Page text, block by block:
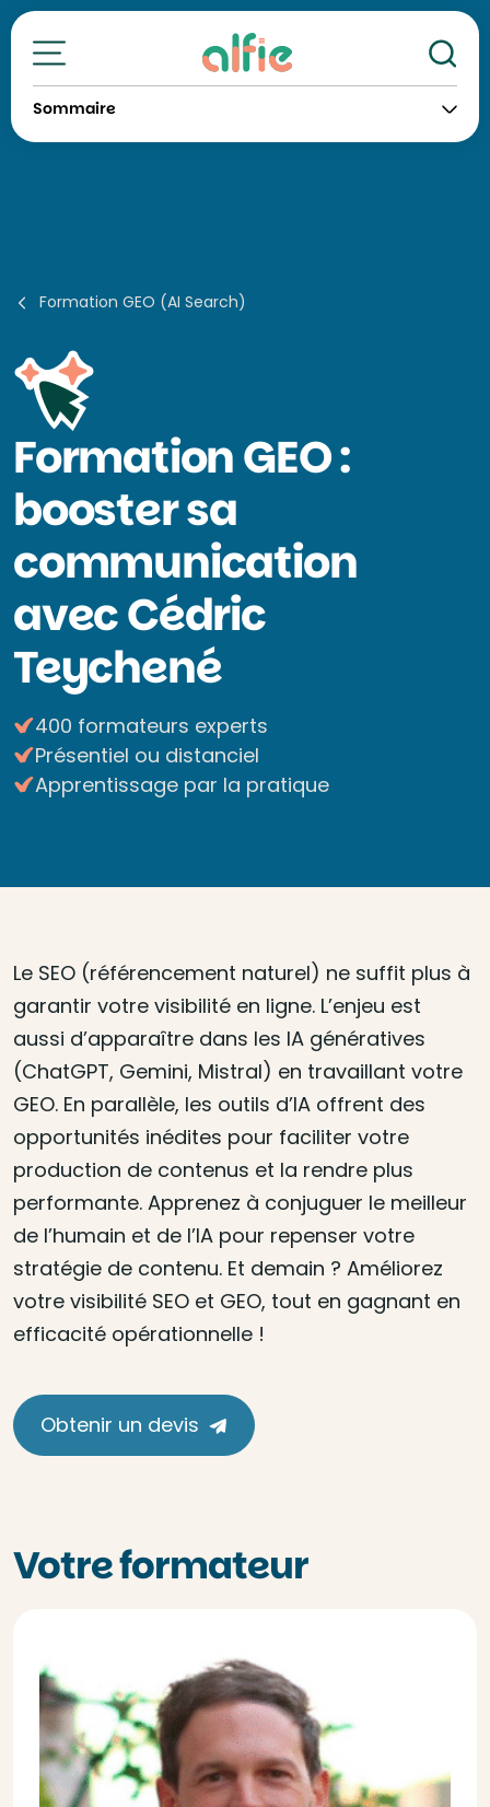
Toutes nos formations
Sommaire
Formation GEO (AI Search)
FormationGEO :
booster sa
communication
avec Cédric
Teychené
400 formateurs experts
Présentiel ou distanciel
Apprentissage par la pratique
Le SEO (référencement naturel) ne suffit plus à
garantir votre visibilité en ligne. L’enjeu est
aussi d’apparaître dans les IA génératives
(ChatGPT, Gemini, Mistral) en travaillant votre
GEO. En parallèle, les outils d’IA offrent des
opportunités inédites pour faciliter votre
production de contenus et la rendre plus
performante. Apprenez à conjuguer le meilleur
de l’humain et de l’IA pour repenser votre
stratégie de contenu. Et demain ? Améliorez
votre visibilité SEO et GEO, tout en gagnant en
efficacité opérationnelle !
Obtenir un devis
Votre formateur